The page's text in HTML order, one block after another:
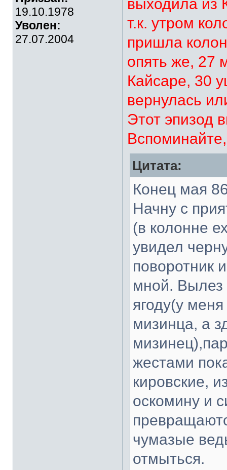
19.10.1978
Уволен:
27.07.2004
выходила из
т.к. утром
пришла
опять же, 27
Кайсаре, 30
вернулась
Этот эпизод
Цитата:
Конец мая
Начну с
(в колонне
увидел
поворотник
мной. Вылез
ягоду(у
мизинца, а
жестами
кировские,
оскомину и
чумазые
отмыться.